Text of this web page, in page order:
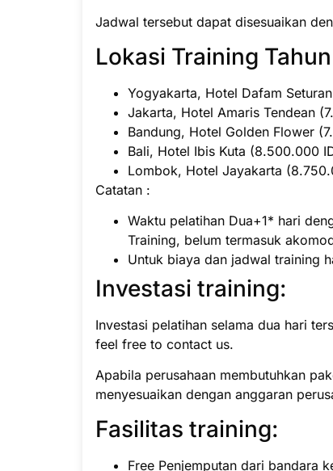
Jadwal tersebut dapat disesuaikan
Lokasi Training
Yogyakarta, Hotel Dafam
Jakarta, Hotel Amaris Tendean
Bandung, Hotel Golden Flower
Bali, Hotel Ibis Kuta (8.500.000
Lombok, Hotel Jayakarta
Catatan :
Waktu pelatihan Dua+1* hari
Training, belum termasuk
Untuk biaya dan jadwal training
Investasi training:
Investasi pelatihan selama dua hari
feel free to contact us.
Apabila perusahaan membutuhkan
menyesuaikan dengan anggaran
Fasilitas training:
Free Penjemputan dari bandara